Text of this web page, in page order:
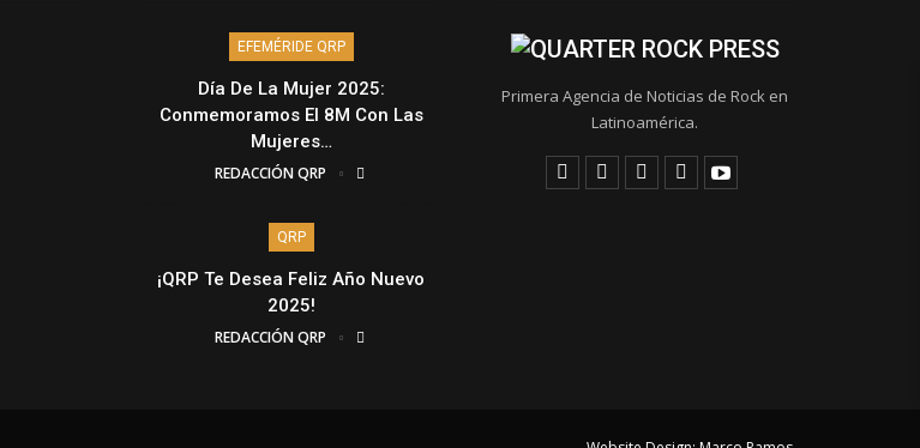
EFEMÉRIDE QRP
Día De La Mujer 2025:
Conmemoramos El 8M Con Las
Mujeres…
REDACCIÓN QRP
QRP
¡QRP Te Desea Feliz Año Nuevo
2025!
REDACCIÓN QRP
Primera Agencia de Noticias de Rock en
Latinoamérica.